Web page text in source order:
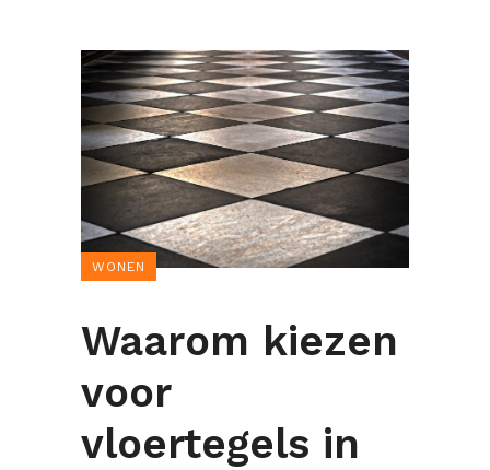
WONEN
Waarom kiezen
voor
vloertegels in